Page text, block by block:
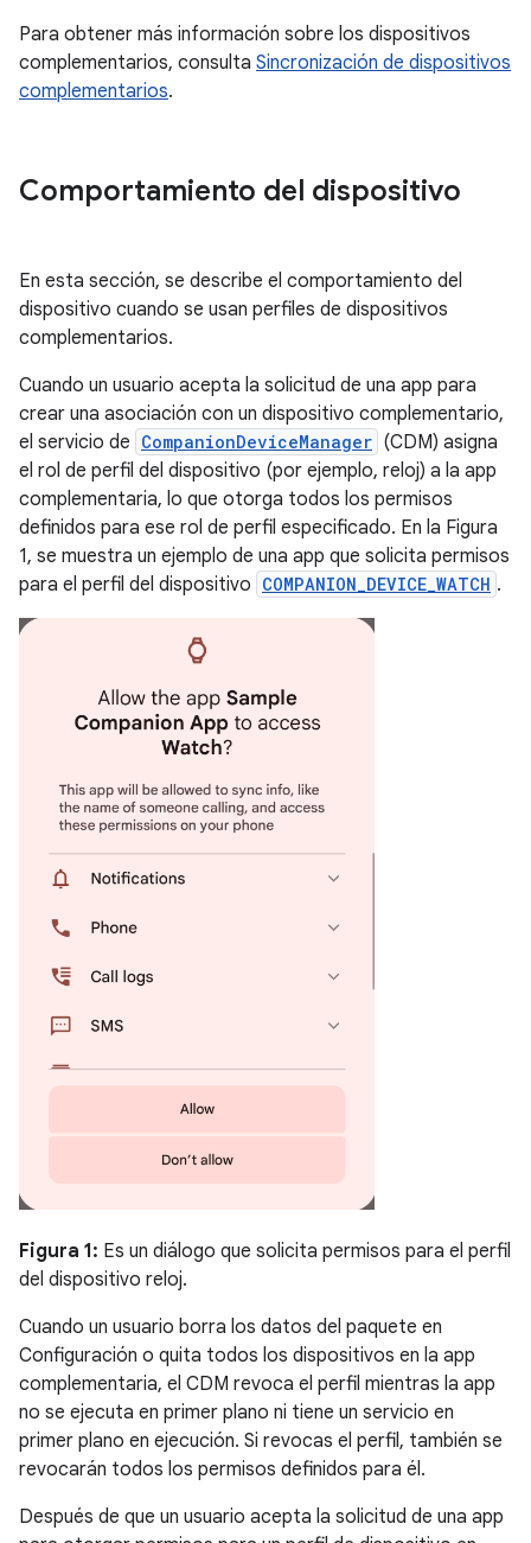
Para obtener más información sobre los dispositivos
complementarios, consulta Sincronización de dispositivos
complementarios.
Comportamiento del dispositivo
En esta sección, se describe el comportamiento del
dispositivo cuando se usan perfiles de dispositivos
complementarios.
Cuando un usuario acepta la solicitud de una app para
crear una asociación con un dispositivo complementario,
el servicio de CompanionDeviceManager (CDM) asigna
el rol de perfil del dispositivo (por ejemplo, reloj) a la app
complementaria, lo que otorga todos los permisos
definidos para ese rol de perfil especificado. En la Figura
1, se muestra un ejemplo de una app que solicita permisos
para el perfil del dispositivo COMPANION_DEVICE_WATCH .
Figura 1: Es un diálogo que solicita permisos para el perfil
del dispositivo reloj.
Cuando un usuario borra los datos del paquete en
Configuración o quita todos los dispositivos en la app
complementaria, el CDM revoca el perfil mientras la app
no se ejecuta en primer plano ni tiene un servicio en
primer plano en ejecución. Si revocas el perfil, también se
revocarán todos los permisos definidos para él.
Después de que un usuario acepta la solicitud de una app